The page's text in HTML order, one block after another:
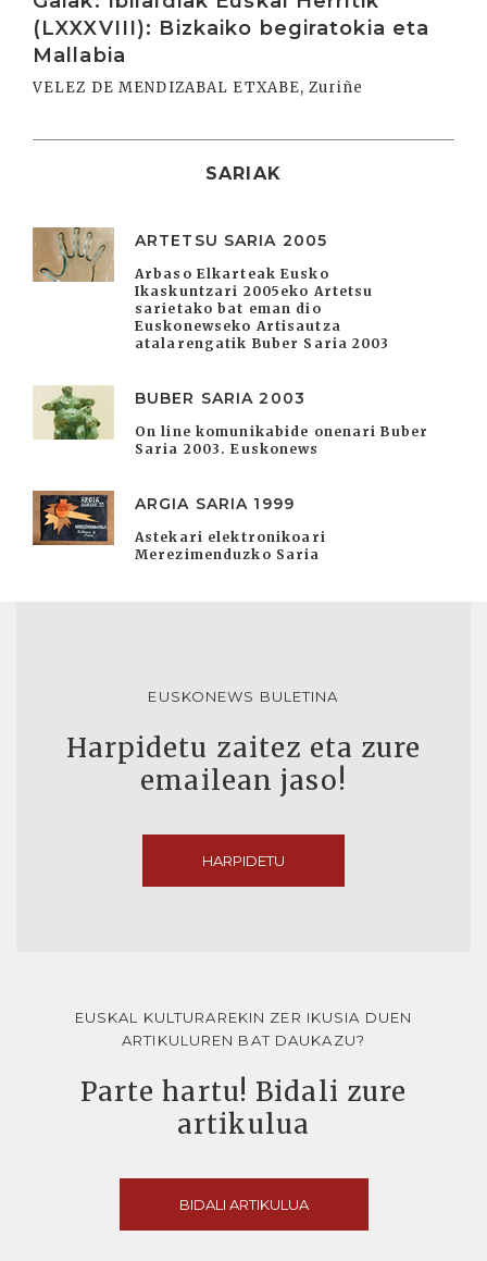
(LXXXVIII): Bizkaiko begiratokia eta
Mallabia
VELEZ DE MENDIZABAL ETXABE, Zuriñe
SARIAK
ARTETSU SARIA 2005
Arbaso Elkarteak Eusko
Ikaskuntzari 2005eko Artetsu
sarietako bat eman dio
Euskonewseko Artisautza
atalarengatik Buber Saria 2003
BUBER SARIA 2003
On line komunikabide onenari Buber
Saria 2003. Euskonews
ARGIA SARIA 1999
Astekari elektronikoari
Merezimenduzko Saria
EUSKONEWS BULETINA
Harpidetu zaitez eta zure
emailean jaso!
HARPIDETU
EUSKAL KULTURAREKIN ZER IKUSIA DUEN
ARTIKULUREN BAT DAUKAZU?
Parte hartu! Bidali zure
artikulua
BIDALI ARTIKULUA